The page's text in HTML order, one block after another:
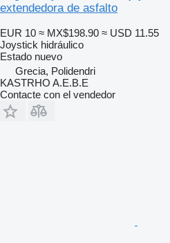
extendedora de asfalto
EUR 10 ≈ MX$198.90 ≈ USD 11.55
Joystick hidráulico
Estado nuevo
Grecia, Polidendri
KASTRHO A.E.B.E
Contacte con el vendedor